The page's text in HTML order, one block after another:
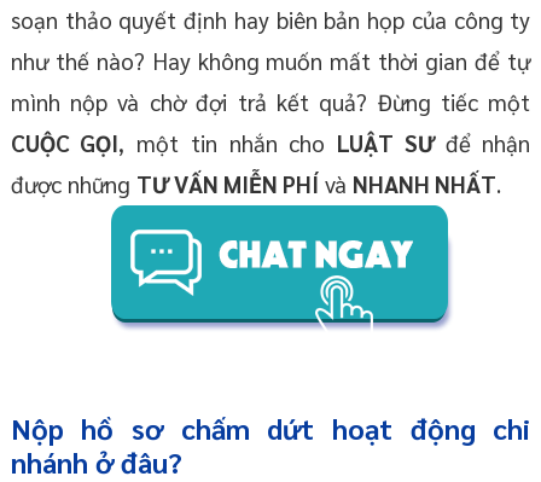
soạn thảo quyết định hay biên bản họp của công ty
như thế nào? Hay không muốn mất thời gian để tự
mình nộp và chờ đợi trả kết quả? Đừng tiếc một
CUỘC GỌI, một tin nhắn cho LUẬT SƯ để nhận
được những TƯ VẤN MIỄN PHÍvà NHANH NHẤT.
Nộp hồ sơ chấm dứt hoạt động chi
nhánh ở đâu?